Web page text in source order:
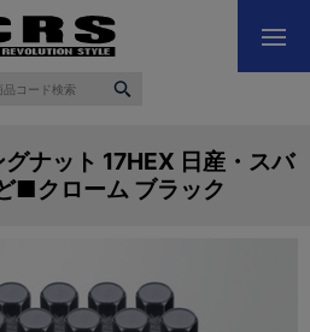
ナット 17HEX 日産・スバ
■クローム ブラック